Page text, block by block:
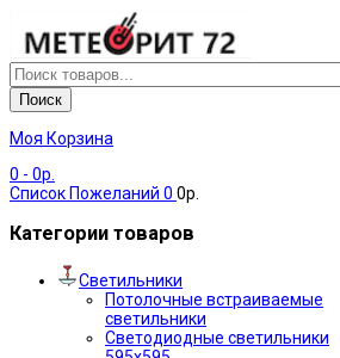
Поиск
Моя Корзина
0 - 0р.
Список Пожеланий 0 0р.
Категории товаров
Светильники
Потолочные встраиваемые
светильники
Светодиодные светильники